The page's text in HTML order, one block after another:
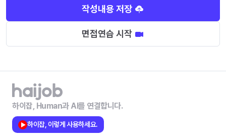
작성내용 저장
면접연습 시작
하이잡, Human과 AI를 연결합니다.
하이잡, 이렇게 사용하세요.